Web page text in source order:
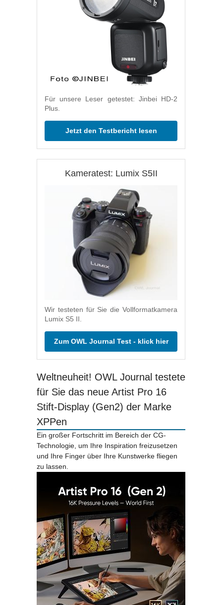
Für unsere Leser getestet: Jinbei HD-2
Plus.
Jetzt den Testbericht lesen
Kameratest: Lumix S5II
Wir testeten für Sie die Vollformatkamera
Lumix S5 II.
Zum OWL Journal Test - klick hier
Weltneuheit! OWL Journal testete
für Sie das neue Artist Pro 16
Stift-Display (Gen2) der Marke
XPPen
Ein großer Fortschritt im Bereich der CG-
Technologie, um Ihre Inspiration freizusetzen
und Ihre Finger über Ihre Kunstwerke fliegen
zu lassen.